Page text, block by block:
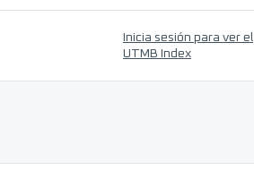
Inicia sesión para ver el
UTMB Index